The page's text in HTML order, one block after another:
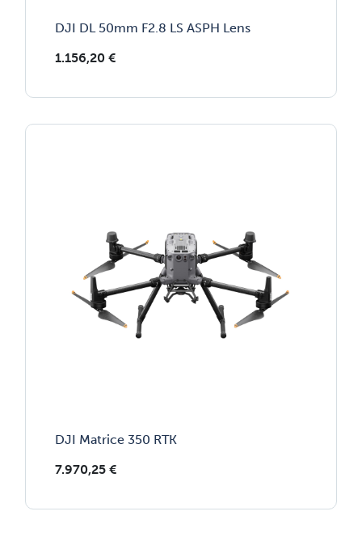
DJI DL 50mm F2.8 LS ASPH Lens
1.156,20 €
DJI Matrice 350 RTK
7.970,25 €